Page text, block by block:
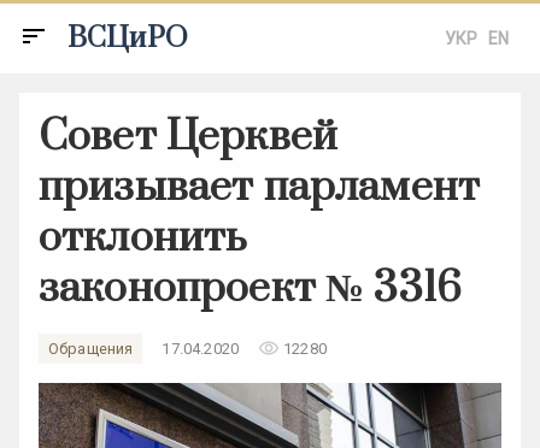
sort ВСЦиРО УКР EN
Совет Церквей
призывает парламент
отклонить
законопроект № 3316
Обращения 17.04.2020 remove_red_eye 12280